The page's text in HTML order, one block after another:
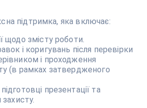
підтримка, яка включає:
щодо змісту роботи.
і коригувань після перевірки
і проходження
(в рамках затвердженого
презентації та
захисту.